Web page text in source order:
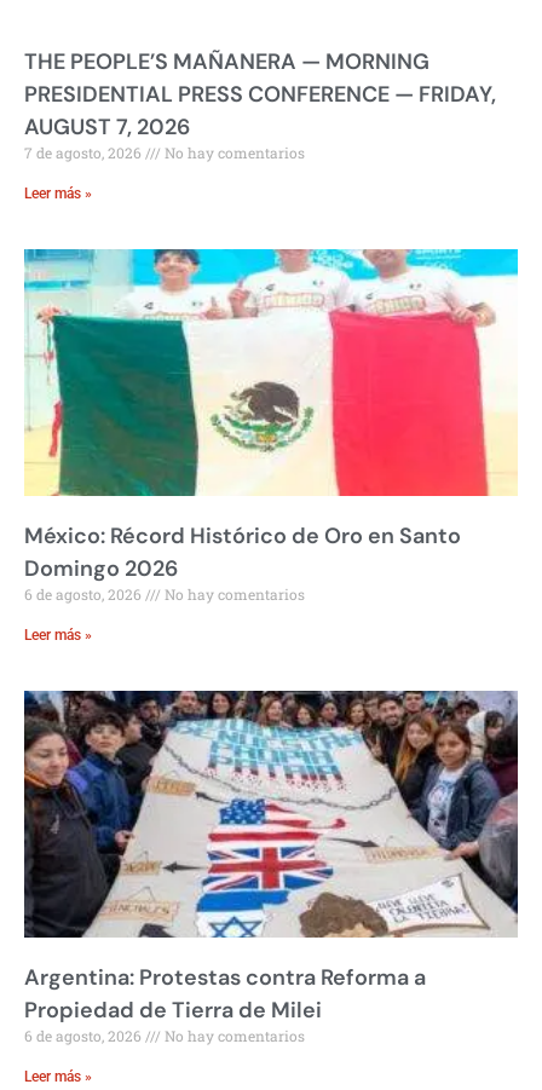
THE PEOPLE’S MAÑANERA — MORNING
PRESIDENTIAL PRESS CONFERENCE — FRIDAY,
AUGUST 7, 2026
7 de agosto, 2026 No hay comentarios
Leer más »
México: Récord Histórico de Oro en Santo
Domingo 2026
6 de agosto, 2026 No hay comentarios
Leer más »
Argentina: Protestas contra Reforma a
Propiedad de Tierra de Milei
6 de agosto, 2026 No hay comentarios
Leer más »